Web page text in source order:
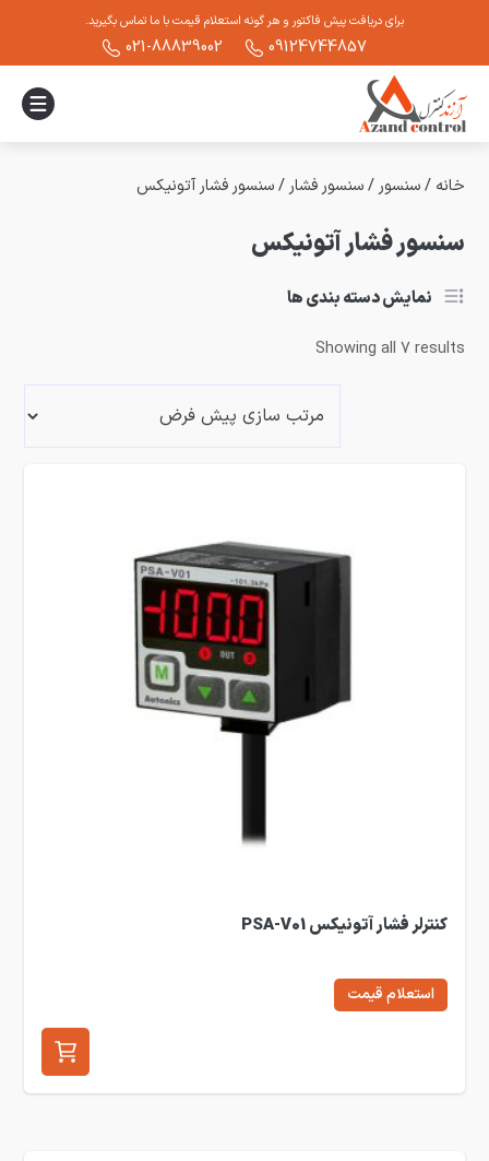
برای دریافت پیش فاکتور و هر گونه استعلام قیمت با ما تماس بگیرید.
09124744857
021-88839002
خانه /سنسور /سنسور فشار /سنسور فشار آتونیکس
سنسور فشار آتونیکس
نمایش دسته بندی ها
Showing all 7 results
کنترلر فشار آتونیکس PSA-V01
استعلام قیمت